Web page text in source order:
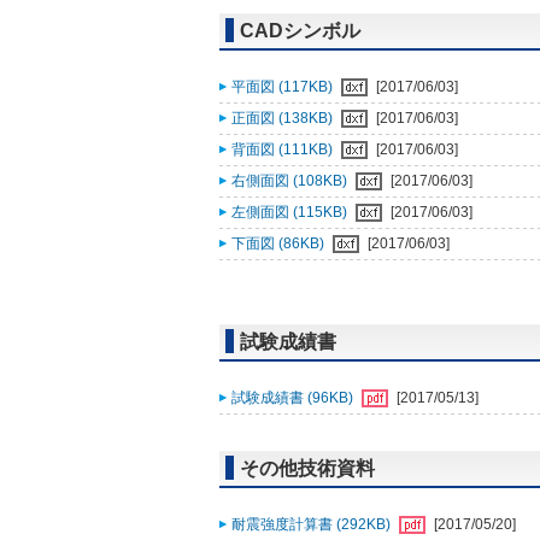
CADシンボル
平面図 (117KB)
[2017/06/03]
正面図 (138KB)
[2017/06/03]
背面図 (111KB)
[2017/06/03]
右側面図 (108KB)
[2017/06/03]
左側面図 (115KB)
[2017/06/03]
下面図 (86KB)
[2017/06/03]
試験成績書
試験成績書 (96KB) [2017/05/13]
その他技術資料
耐震強度計算書 (292KB) [2017/05/20]